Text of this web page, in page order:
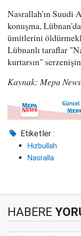
Nasrallah'ın Suudi
konuşma,
ümitlerini
Lübnanlı taraflar
kurtarsın"
Kaynak: Mepa News
Etiketler :
Hizbullah
Nasralla
HABERE